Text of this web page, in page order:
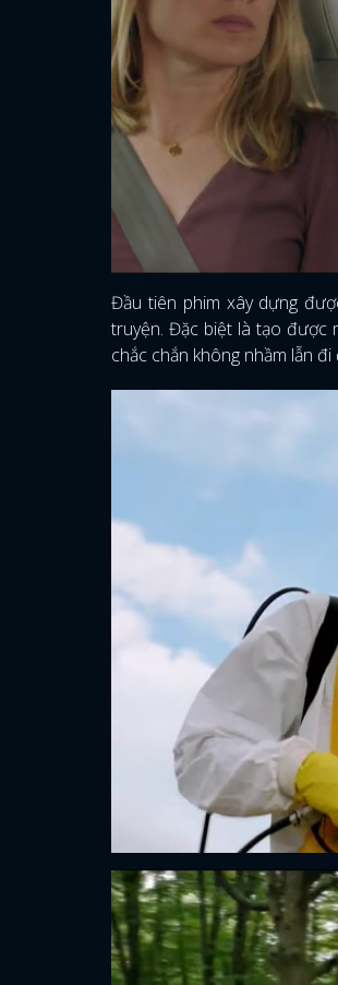
Đầu tiên phim xây dựng
truyện. Đặc biệt là tạo được
chắc chắn không nhầm lẫn